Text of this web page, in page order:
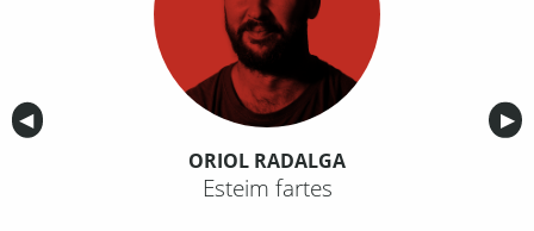
Anterior
◀︎ ▶︎
ORIOL RADALGA
Esteim fartes